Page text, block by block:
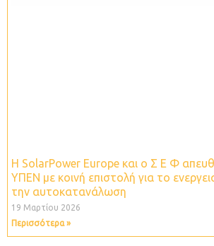
Η SolarPower Europe και ο Σ Ε Φ
ΥΠΕΝ με κοινή επιστολή για το
την αυτοκατανάλωση
19 Μαρτίου 2026
Περισσότερα »